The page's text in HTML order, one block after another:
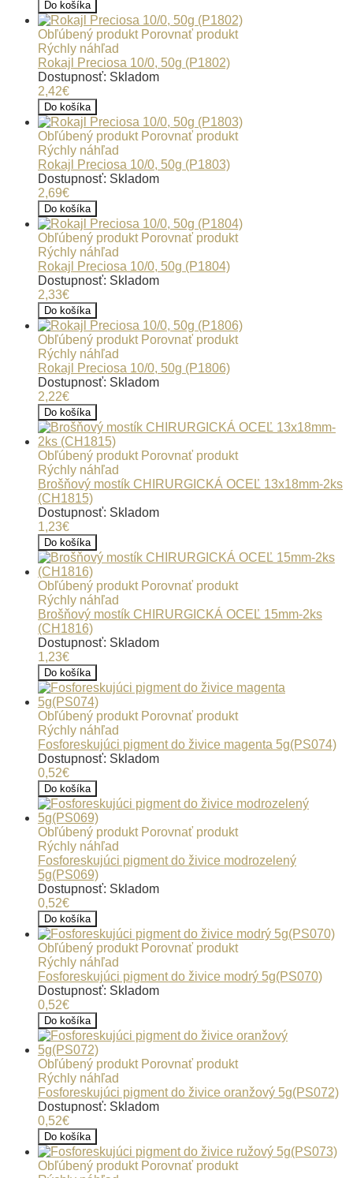
Do košíka
Obľúbený produkt Porovnať produkt
Rýchly náhľad
Rokajl Preciosa 10/0, 50g (P1802)
Dostupnosť: Skladom
2,42€
Do košíka
Obľúbený produkt Porovnať produkt
Rýchly náhľad
Rokajl Preciosa 10/0, 50g (P1803)
Dostupnosť: Skladom
2,69€
Do košíka
Obľúbený produkt Porovnať produkt
Rýchly náhľad
Rokajl Preciosa 10/0, 50g (P1804)
Dostupnosť: Skladom
2,33€
Do košíka
Obľúbený produkt Porovnať produkt
Rýchly náhľad
Rokajl Preciosa 10/0, 50g (P1806)
Dostupnosť: Skladom
2,22€
Do košíka
Obľúbený produkt Porovnať produkt
Rýchly náhľad
Brošňový mostík CHIRURGICKÁ OCEĽ 13x18mm-2ks
(CH1815)
Dostupnosť: Skladom
1,23€
Do košíka
Obľúbený produkt Porovnať produkt
Rýchly náhľad
Brošňový mostík CHIRURGICKÁ OCEĽ 15mm-2ks
(CH1816)
Dostupnosť: Skladom
1,23€
Do košíka
Obľúbený produkt Porovnať produkt
Rýchly náhľad
Fosforeskujúci pigment do živice magenta 5g(PS074)
Dostupnosť: Skladom
0,52€
Do košíka
Obľúbený produkt Porovnať produkt
Rýchly náhľad
Fosforeskujúci pigment do živice modrozelený
5g(PS069)
Dostupnosť: Skladom
0,52€
Do košíka
Obľúbený produkt Porovnať produkt
Rýchly náhľad
Fosforeskujúci pigment do živice modrý 5g(PS070)
Dostupnosť: Skladom
0,52€
Do košíka
Obľúbený produkt Porovnať produkt
Rýchly náhľad
Fosforeskujúci pigment do živice oranžový 5g(PS072)
Dostupnosť: Skladom
0,52€
Do košíka
Obľúbený produkt Porovnať produkt